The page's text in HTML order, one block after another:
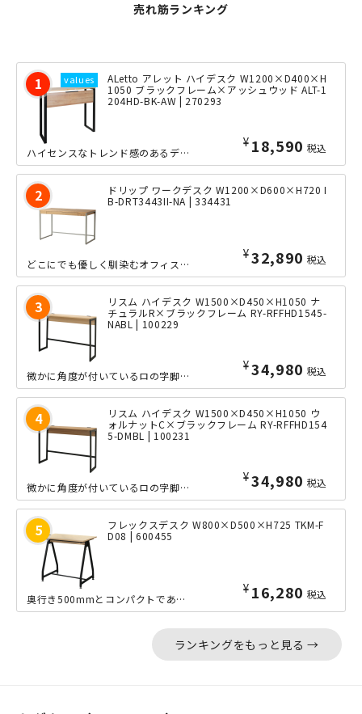
売れ筋ランキング
ALetto アレット ハイデスク W1200×D400×H
1050 ブラックフレーム×アッシュウッド ALT-1
204HD-BK-AW | 270293
¥ 18,590 税込
ハイセンスなトレンド感のあるデザインを目指した「ALetto（アレット）」シリー...
ドリップ ワークデスク W1200×D600×H720 I
B-DRT3443II-NA | 334431
¥32,890 税込
どこにでも優しく馴染むオフィス家具として開発された「ドリップ」シリーズのデスクで...
リスム ハイデスク W1500×D450×H1050 ナ
チュラルR×ブラックフレーム RY-RFFHD1545-
NABL | 100229
¥34,980 税込
微かに角度が付いているロの字脚のデザインが特徴的な幅1500mmタイプのスリムな...
リスム ハイデスク W1500×D450×H1050 ウ
ォルナットC×ブラックフレーム RY-RFFHD154
5-DMBL | 100231
¥34,980 税込
微かに角度が付いているロの字脚のデザインが特徴的な幅1500mmタイプのスリムな...
フレックスデスク W800×D500×H725 TKM-F
D08 | 600455
¥ 16,280 税込
奥行き500mmとコンパクトでありながら、コンセントが付いた幅800mmタイプの...
ランキングをもっと見る →